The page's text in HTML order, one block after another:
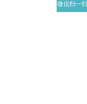
微信扫一扫